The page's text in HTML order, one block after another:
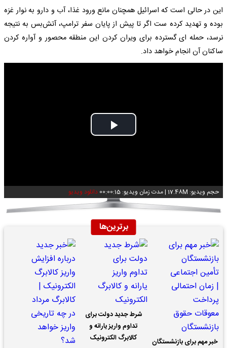
این در حالی است که اسرائیل همچنان مانع ورود غذا، آب و دارو به نوار غزه
بوده و تهدید کرده ست اگر تا پیش از پایان سفر ترامپ، آتش‌بس به نتیجه
نرسد، حمله ای گسترده برای ویران کردن این منطقه محصور و آواره کردن
ساکنان آن انجام خواهد داد.
Play
حجم ویدیو: 17.48M |مدت زمان ویدیو: 00:00:15 دانلود ویدیو
برترین‌ها
خبر مهم برای بازنشستگان
شرط جدید دولت برای
تداوم واریز یارانه و
کالابرگ الکترونیک